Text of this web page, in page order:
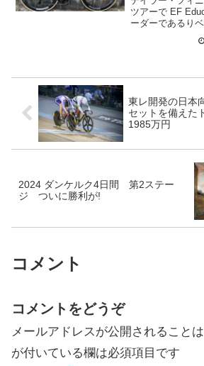
ツアーで EF
ーダーであるり
ージェイ・バン
します。今シー
東レ開発の日本
セットを備えた
1985万円
2024 ダンケルク4日間 第2ステー
ジ ついに勝利が!
コメント
コメントをどうぞ
メールアドレスが公開されることは
が付いている欄は必須項目です